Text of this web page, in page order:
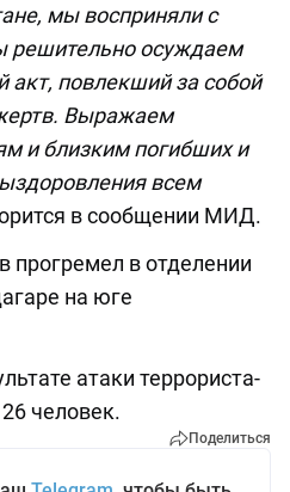
мы восприняли с
решительно осуждаем
акт, повлекший за собой
Выражаем
и близким погибших и
всем
в сообщении МИД.
прогремел в отделении
на юге
атаки террориста-
человек.
Поделиться